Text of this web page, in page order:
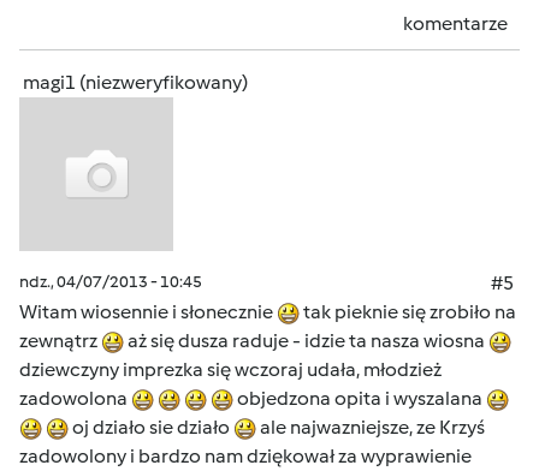
komentarze
magi1 (niezweryfikowany)
ndz., 04/07/2013 - 10:45
#5
Witam wiosennie i słonecznie
tak pieknie się zrobiło na
zewnątrz
aż się dusza raduje - idzie ta nasza wiosna
dziewczyny imprezka się wczoraj udała, młodzież
zadowolona
objedzona opita i wyszalana
oj działo sie działo
ale najwazniejsze, ze Krzyś
zadowolony i bardzo nam dziękował za wyprawienie